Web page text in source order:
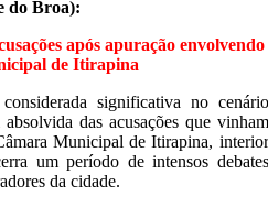
do Broa):
após apuração envolvendo
de Itirapina
significativa no cenário
das acusações que vinham
Municipal de Itirapina, interior
um período de intensos debates
da cidade.